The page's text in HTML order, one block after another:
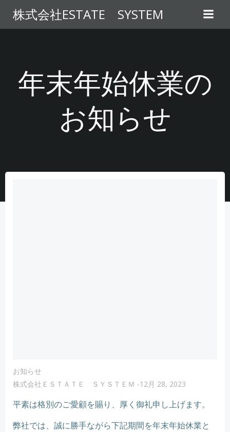
ン
テ
ス
キ
プ
株式会社ESTATE SYSTEM
年末年始休業の
お知らせ
お知らせ
株式会社ＥＳＴＡＴＥ ＳＹＳＴＥＭ -12月 28, 2023
平素は格別のご愛顧を賜り、厚く御礼申し上げます。
弊社では、誠に勝手ながら下記期間を年末年始休業と